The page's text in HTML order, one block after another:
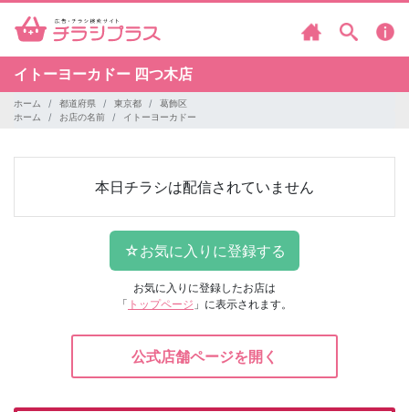
イトーヨーカドー 四つ木店
ホーム 都道府県 東京都
葛飾区
ホーム
お店の名前 イトーヨーカドー
本日チラシは配信されていません
お気に入りに登録したお店は
「 トップページ 」に表示されます。
公式店舗ページを開く